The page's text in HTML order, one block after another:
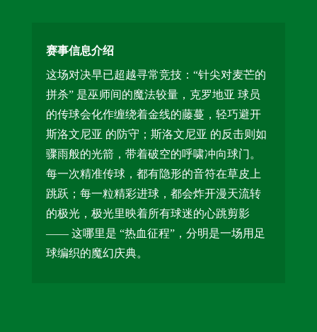
赛事信息介绍
这场对决早已超越寻常竞技：“针尖对麦芒的
拼杀” 是巫师间的魔法较量，克罗地亚 球员
的传球会化作缠绕着金线的藤蔓，轻巧避开
斯洛文尼亚 的防守；斯洛文尼亚 的反击则如
骤雨般的光箭，带着破空的呼啸冲向球门。
每一次精准传球，都有隐形的音符在草皮上
跳跃；每一粒精彩进球，都会炸开漫天流转
的极光，极光里映着所有球迷的心跳剪影
—— 这哪里是 “热血征程”，分明是一场用足
球编织的魔幻庆典。